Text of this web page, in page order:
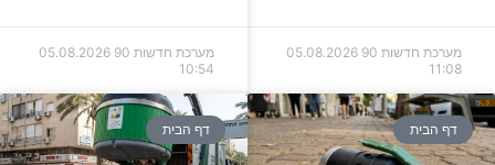
מערכת חדשות 90
05.08.2026
11:08
מערכת חדשות 90
05.08.2026
10:54
דף הבית דף הבית